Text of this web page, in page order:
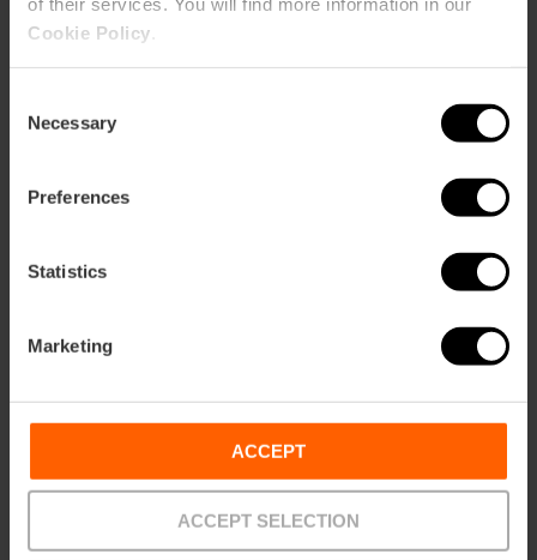
Cookie Policy
Selection
Necessary
Preferences
Statistics
Marketing
ACCEPT
ACCEPT SELECTION